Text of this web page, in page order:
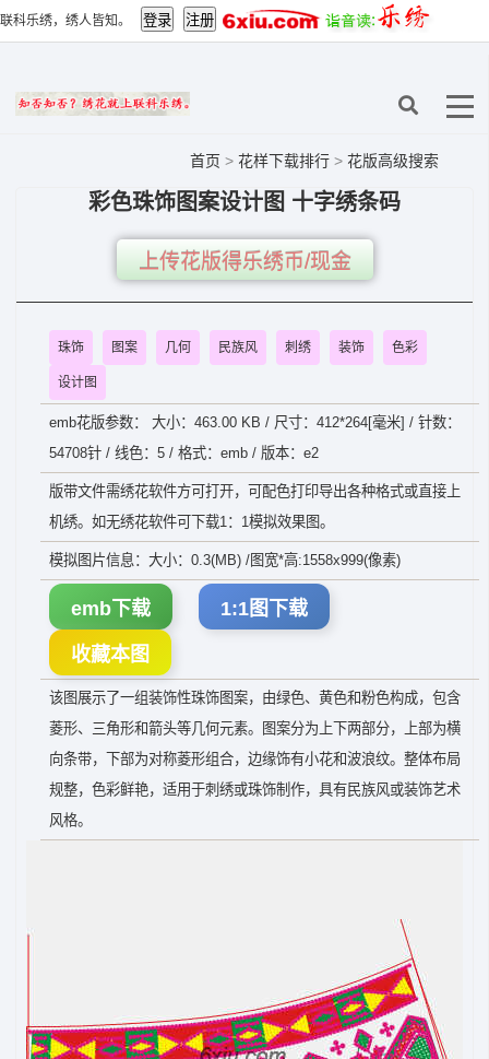
联科乐绣，绣人皆知。
首页 > 花样下载排行 > 花版高级搜索
彩色珠饰图案设计图 十字绣条码
上传花版得乐绣币/现金
珠饰 图案 几何 民族风 刺绣 装饰 色彩
设计图
emb花版参数： 大小：463.00 KB / 尺寸：412*264[毫米] / 针数：
54708针 / 线色：5 / 格式：emb / 版本：e2
版带文件需绣花软件方可打开，可配色打印导出各种格式或直接上
机绣。如无绣花软件可下载1：1模拟效果图。
模拟图片信息：大小：0.3(MB) /图宽*高:1558x999(像素)
emb下载 1:1图下载
收藏本图
该图展示了一组装饰性珠饰图案，由绿色、黄色和粉色构成，包含
菱形、三角形和箭头等几何元素。图案分为上下两部分，上部为横
向条带，下部为对称菱形组合，边缘饰有小花和波浪纹。整体布局
规整，色彩鲜艳，适用于刺绣或珠饰制作，具有民族风或装饰艺术
风格。